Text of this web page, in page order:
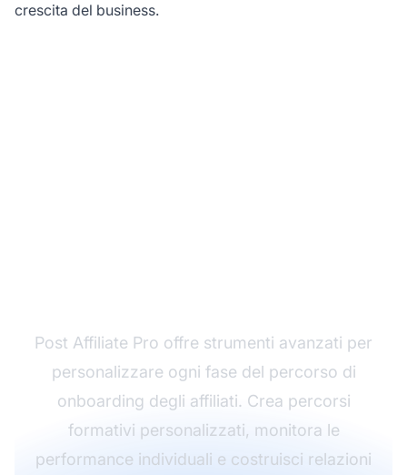
crescita del business.
Post Affiliate Pro offre strumenti avanzati per
personalizzare ogni fase del percorso di
onboarding degli affiliati. Crea percorsi
formativi personalizzati, monitora le
performance individuali e costruisci relazioni